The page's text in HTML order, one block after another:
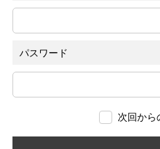
パスワード
次回から